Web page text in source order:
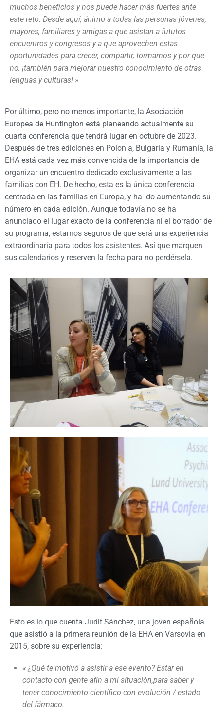
muchos beneficios y nos puede hacer más fuertes ante
este reto. Desde aquí, ánimo a todas las personas jóvenes,
mayores, familiares y amigas a que asistan a fututos
encuentros y congresos y a que aprovechen estas
oportunidades para crecer, compartir, formarnos y por qué
no, ¡también para mejorar nuestro conocimiento de otras
lenguas y culturas! »
Por último, pero no menos importante, la Asociación
Europea de Huntington está planeando actualmente su
cuarta conferencia que tendrá lugar en octubre de 2023.
Después de tres ediciones en Polonia, Bulgaria y Rumanía, la
EHA está cada vez más convencida de la importancia de
organizar un encuentro dedicado exclusivamente a las
familias con EH. De hecho, esta es la única conferencia
centrada en las familias en Europa, y ha ido aumentando su
número en cada edición. Aunque todavía no se ha
anunciado el lugar exacto de la conferencia ni el borrador de
su programa, estamos seguros de que será una experiencia
extraordinaria para todos los asistentes. Así que marquen
sus calendarios y reserven la fecha para no perdérsela.
Esto es lo que cuenta Judit Sánchez, una joven española
que asistió a la primera reunión de la EHA en Varsovia en
2015, sobre su experiencia:
« ¿Qué te motivó a asistir a ese evento? Estar en
contacto con gente afín a mi situación,para saber y
tener conocimiento científico con evolución / estado
del fármaco.